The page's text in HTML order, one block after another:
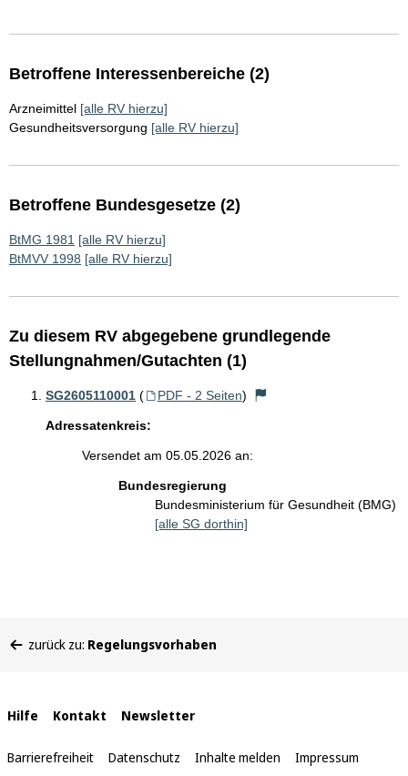
Betroffene Interessenbereiche (2)
Arzneimittel [alle RV hierzu]
Gesundheitsversorgung [alle RV hierzu]
Betroffene Bundesgesetze (2)
BtMG 1981 [alle RV hierzu]
BtMVV 1998 [alle RV hierzu]
Zu diesem RV abgegebene grundlegende
Stellungnahmen/Gutachten (1)
SG2605110001 ( PDF - 2 Seiten)
Adressatenkreis:
Versendet am 05.05.2026 an:
Bundesregierung
Bundesministerium für Gesundheit (BMG)
[alle SG dorthin]
befinden
zurück zu: Regelungsvorhaben
Interne
Links
Hilfe Kontakt Newsletter
Barrierefreiheit Datenschutz Inhalte melden Impressum